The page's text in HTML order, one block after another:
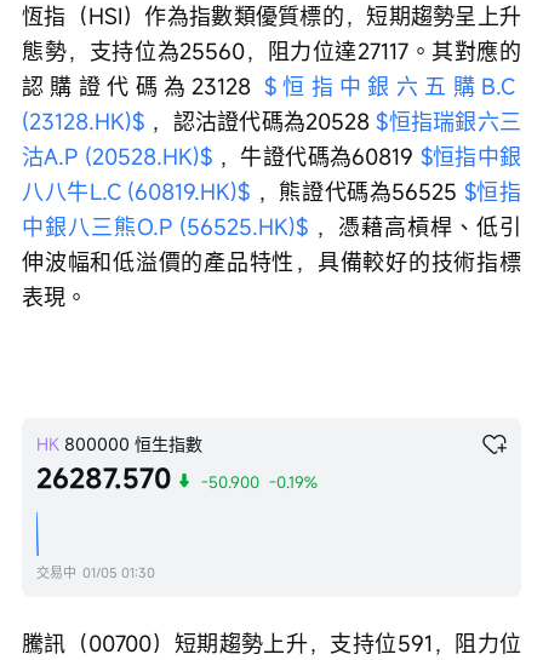
恆指（HSI）作為指數類優質標的，短期趨勢呈上升
態勢，支持位為25560，阻力位達27117。其對應的
認購證代碼為23128 $恒指中銀六五購B.C
(23128.HK)$ ，認沽證代碼為20528 $恒指瑞銀六三
沽A.P (20528.HK)$ ，牛證代碼為60819 $恒指中銀
八八牛L.C (60819.HK)$ ，熊證代碼為56525 $恒指
中銀八三熊O.P (56525.HK)$ ，憑藉高槓桿、低引
伸波幅和低溢價的產品特性，具備較好的技術指標
表現。
HK 800000 恒生指數
26287.570 -50.900 -0.19%
交易中 01/05 01:30
騰訊（00700）短期趨勢上升，支持位591，阻力位